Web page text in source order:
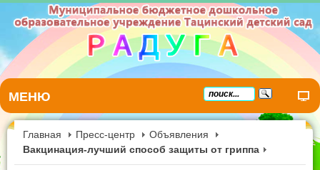
МЕНЮ
Главная Пресс-центр
Объявления
Вакцинация-лучший способ защиты от гриппа